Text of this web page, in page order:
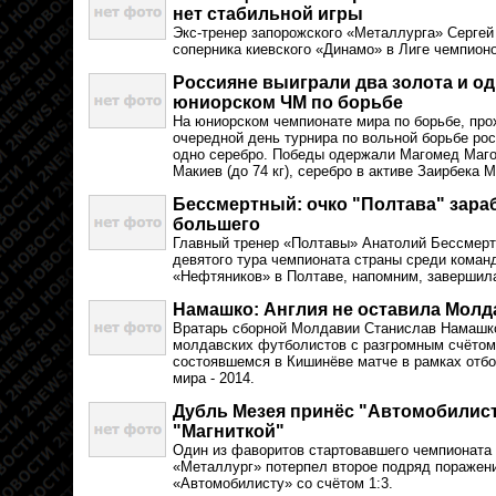
нет стабильной игры
Экс-тренер запорожского «Металлурга»
соперника киевского «Динамо» в Лиге
Россияне выиграли два золота и
юниорском ЧМ по борьбе
На юниорском чемпионате мира по борьбе,
очередной день турнира по вольной борьбе
одно серебро. Победы одержали Магомед
Макиев (до 74 кг), серебро в активе Заирбека
Бессмертный: очко "Полтава"
большего
Главный тренер «Полтавы» Анатолий
девятого тура чемпионата страны среди
«Нефтяников» в Полтаве, напомним,
Намашко: Англия не оставила
Вратарь сборной Молдавии Станислав
молдавских футболистов с разгромным
состоявшемся в Кишинёве матче в рамках
мира - 2014.
Дубль Мезея принёс
"Магниткой"
Один из фаворитов стартовавшего
«Металлург» потерпел второе подряд
«Автомобилисту» со счётом 1:3.